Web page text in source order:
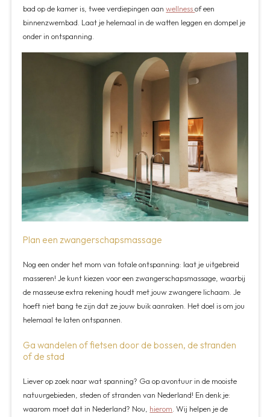
bad op de kamer is, twee verdiepingen aanwellnessof een
binnenzwembad. Laat je helemaal in de watten leggen en dompel je
onder in ontspanning.
Plan een zwangerschapsmassage
Nog een onder het mom van totale ontspanning: laat je uitgebreid
masseren! Je kunt kiezen voor een zwangerschapsmassage, waarbij
de masseuse extra rekening houdt met jouw zwangere lichaam. Je
hoeft niet bang te zijn dat ze jouw buik aanraken. Het doel is om jou
helemaal te laten ontspannen.
Ga wandelen of fietsen door de bossen, de stranden
of de stad
Liever op zoek naar wat spanning? Ga op avontuur in de mooiste
natuurgebieden, steden of stranden van Nederland! En denk je:
waarom moet dat in Nederland? Nou, hierom. Wij helpen je de